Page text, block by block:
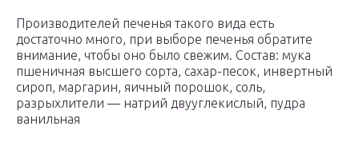
Производителей печенья такого вида есть
достаточно много, при выборе печенья обратите
внимание, чтобы оно было свежим. Состав: мука
пшеничная высшего сорта, сахар-песок, инвертный
сироп, маргарин, яичный порошок, соль,
разрыхлители — натрий двууглекислый, пудра
ванильная